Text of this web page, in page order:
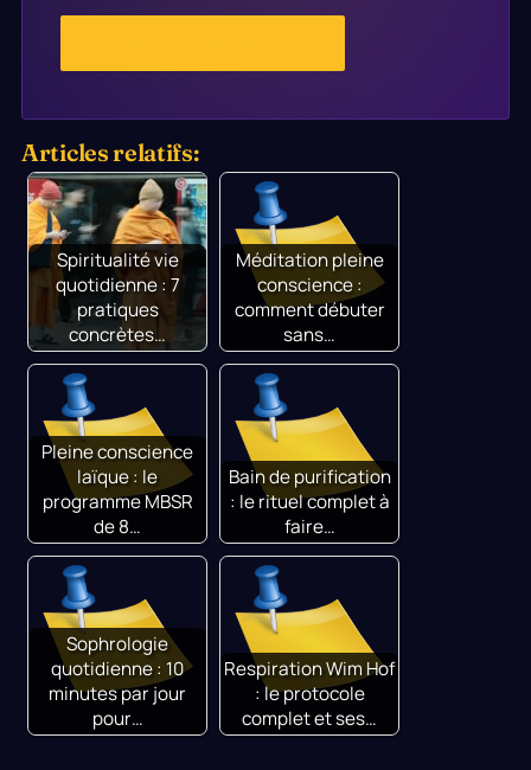
Articles relatifs:
Spiritualité vie
quotidienne : 7
pratiques
concrètes…
Méditation pleine
conscience :
comment débuter
sans…
Pleine conscience
laïque : le
programme MBSR
de 8…
Bain de purification
: le rituel complet à
faire…
Sophrologie
quotidienne : 10
minutes par jour
pour…
Respiration Wim Hof
: le protocole
complet et ses…